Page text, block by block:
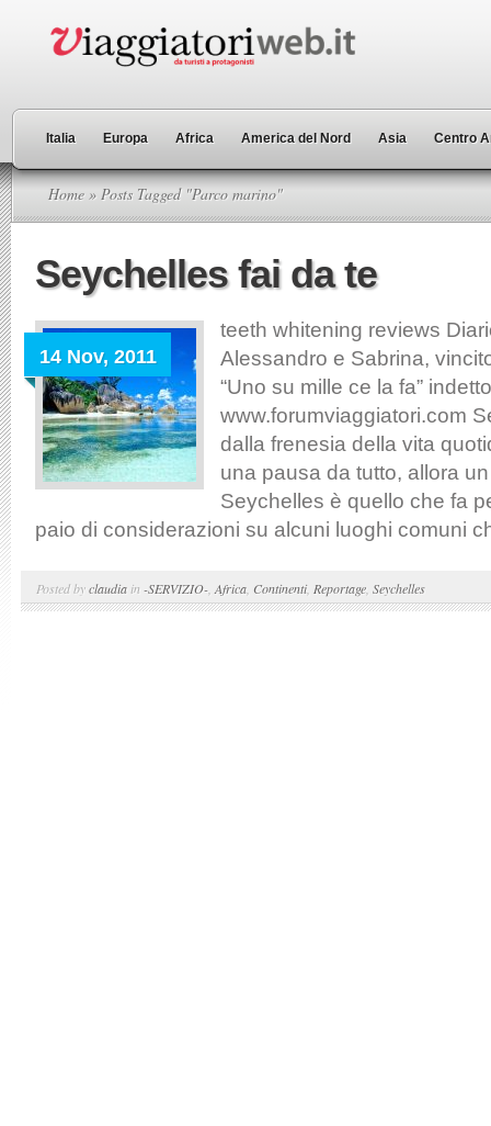
Italia Europa Africa America del Nord Asia Centro
Home » Posts Tagged "Parco marino"
Seychelles fai da te
14 Nov, 2011
teeth whitening reviews
Alessandro e Sabrina,
“Uno su mille ce la fa”
www.forumviaggiatori.com
dalla frenesia della vita
una pausa da tutto, allora
Seychelles è quello che fa
paio di considerazioni su alcuni luoghi comuni
Posted byclaudia in -SERVIZIO- Africa Continenti, Reportage Seychelles